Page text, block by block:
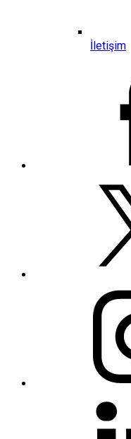
İletişim